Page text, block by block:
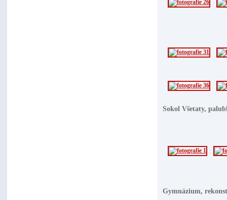
Sokol Všetaty,
Gymnázium,